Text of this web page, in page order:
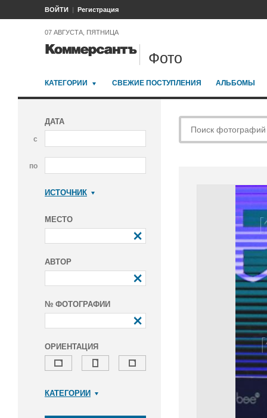
ВОЙТИ Регистрация
07 АВГУСТА, ПЯТНИЦА
Фото
КАТЕГОРИИ СВЕЖИЕ ПОСТУПЛЕНИЯ АЛЬБОМЫ
ДАТА
с
по
ИСТОЧНИК
МЕСТО
АВТОР
№ ФОТОГРАФИИ
ОРИЕНТАЦИЯ
КАТЕГОРИИ